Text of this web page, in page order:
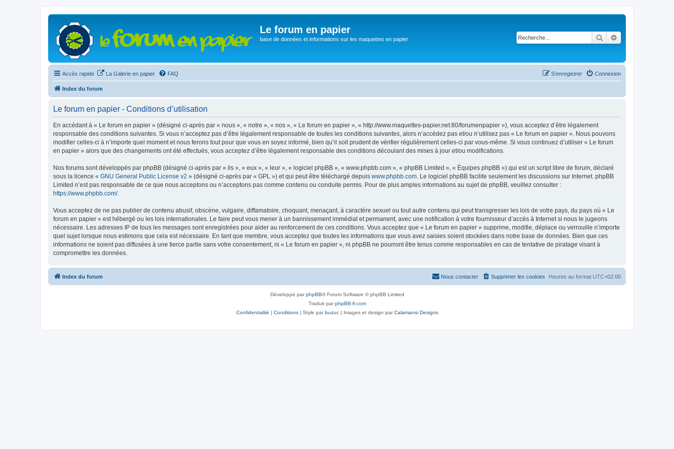
Le forum en papier
base de données et informations sur les maquettes en papier Rechercher
Accès rapide La Galerie en papier FAQ Connexion
S’enregistrer
Index du forum
Le forum en papier - Conditions d’utilisation
En accédant à « Le forum en papier » (désigné ci-après par « nous », « notre », « nos », « Le forum en papier », « http://www.maquettes-papier.net:80/forumenpapier »), vous acceptez d’être légalement
responsable des conditions suivantes. Si vous n’acceptez pas d’être légalement responsable de toutes les conditions suivantes, alors n’accédez pas et/ou n’utilisez pas « Le forum en papier ». Nous pouvons
modifier celles-ci à n’importe quel moment et nous ferons tout pour que vous en soyez informé, bien qu’il soit prudent de vérifier régulièrement celles-ci par vous-même. Si vous continuez d’utiliser « Le forum
en papier » alors que des changements ont été effectués, vous acceptez d’être légalement responsable des conditions découlant des mises à jour et/ou modifications.
Nos forums sont développés par phpBB (désigné ci-après par « ils », « eux », « leur », « logiciel phpBB », « www.phpbb.com », « phpBB Limited », « Équipes phpBB ») qui est un script libre de forum, déclaré
sous la licence « GNU General Public License v2 » (désigné ci-après par « GPL ») et qui peut être téléchargé depuis www.phpbb.com. Le logiciel phpBB facilite seulement les discussions sur Internet. phpBB
Limited n’est pas responsable de ce que nous acceptons ou n’acceptons pas comme contenu ou conduite permis. Pour de plus amples informations au sujet de phpBB, veuillez consulter :
https://www.phpbb.com/.
Vous acceptez de ne pas publier de contenu abusif, obscène, vulgaire, diffamatoire, choquant, menaçant, à caractère sexuel ou tout autre contenu qui peut transgresser les lois de votre pays, du pays où « Le
forum en papier » est hébergé ou les lois internationales. Le faire peut vous mener à un bannissement immédiat et permanent, avec une notification à votre fournisseur d’accès à Internet si nous le jugeons
nécessaire. Les adresses IP de tous les messages sont enregistrées pour aider au renforcement de ces conditions. Vous acceptez que « Le forum en papier » supprime, modifie, déplace ou verrouille n’importe
quel sujet lorsque nous estimons que cela est nécessaire. En tant que membre, vous acceptez que toutes les informations que vous avez saisies soient stockées dans notre base de données. Bien que ces
informations ne soient pas diffusées à une tierce partie sans votre consentement, ni « Le forum en papier », ni phpBB ne pourront être tenus comme responsables en cas de tentative de piratage visant à
compromettre les données.
Index du forum Heures au format UTC+02:00
Supprimer les cookies
Nous contacter
Développé parphpBB® Forum Software © phpBB Limited
Traduit parphpBB-fr.com
Confidentialité | Conditions| Style parbuzuc| Images et design parCalamansi Designs